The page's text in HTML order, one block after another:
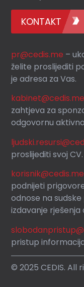
KONTAKT
pr@cedis.me –
želite proslijediti
je adresa za Vas.
kabinet@cedis.me
zahtjeva za
odgovornu
proslijediti svoj CV.
korisnik@cedis.me
podnijeti
odnose na
izdavanje
pristup
© 2025 CEDIS. All